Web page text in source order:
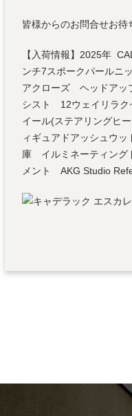
皆様からのお問合せお待
【入荷情報】2025年
ンチ7スポークパール
アクローズ ヘッドアッ
シスト 12ウェイリラク
イール(ステアリングヒ
ィギュアドアッシュウ
庫 イルミネーティング
メント AKG Studio